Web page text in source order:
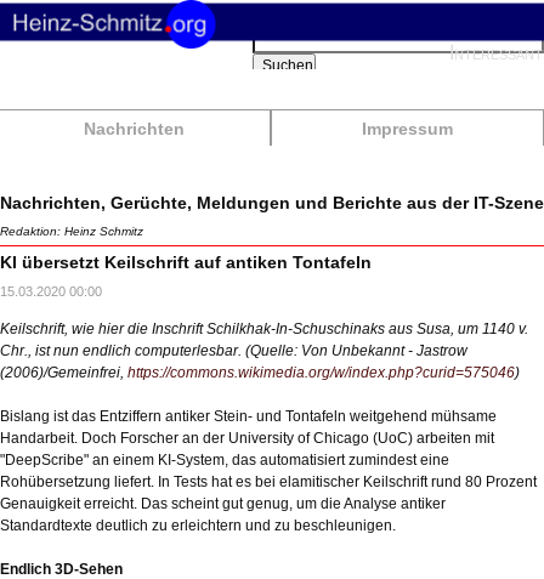
Nachrichten Impressum
Suchbegriffe
Suchen
Nachrichten, Gerüchte, Meldungen und Berichte aus der IT-Szene
Redaktion: Heinz Schmitz
KI übersetzt Keilschrift auf antiken Tontafeln
15.03.2020 00:00
Keilschrift, wie hier die Inschrift Schilkhak-In-Schuschinaks aus Susa, um 1140 v.
Chr., ist nun endlich computerlesbar. (Quelle: Von Unbekannt - Jastrow
(2006)/Gemeinfrei, https://commons.wikimedia.org/w/index.php?curid=575046)
Bislang ist das Entziffern antiker Stein- und Tontafeln weitgehend mühsame
Handarbeit. Doch Forscher an der University of Chicago (UoC) arbeiten mit
"DeepScribe" an einem KI-System, das automatisiert zumindest eine
Rohübersetzung liefert. In Tests hat es bei elamitischer Keilschrift rund 80 Prozent
Genauigkeit erreicht. Das scheint gut genug, um die Analyse antiker
Standardtexte deutlich zu erleichtern und zu beschleunigen.
Endlich 3D-Sehen